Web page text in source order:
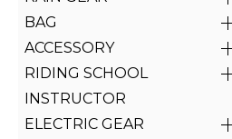
BAG
ACCESSORY
RIDING SCHOOL
INSTRUCTOR
ELECTRIC GEAR